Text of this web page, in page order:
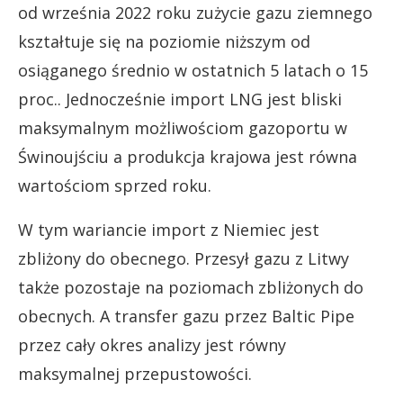
od września 2022 roku zużycie gazu ziemnego
kształtuje się na poziomie niższym od
osiąganego średnio w ostatnich 5 latach o 15
proc.. Jednocześnie import LNG jest bliski
maksymalnym możliwościom gazoportu w
Świnoujściu a produkcja krajowa jest równa
wartościom sprzed roku.
W tym wariancie import z Niemiec jest
zbliżony do obecnego. Przesył gazu z Litwy
także pozostaje na poziomach zbliżonych do
obecnych. A transfer gazu przez Baltic Pipe
przez cały okres analizy jest równy
maksymalnej przepustowości.